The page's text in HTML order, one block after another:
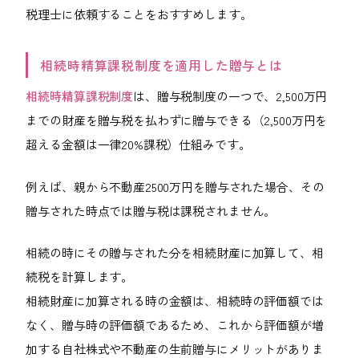
税理士に依頼することをおすすめします。
相続時精算課税制度を適用した贈与とは
相続時精算課税制度は、贈与税制度の一つで、2,500万円
までの財産を贈与税を払わずに贈与できる（2,500万円を
超える金額は一律20%課税）仕組みです。
例えば、親から不動産2500万円を贈与された場合、その
贈与された時点では贈与税は課税されません。
相続の時にその贈与された分を相続財産に加算して、相
続税を計算します。
相続財産に加算される時の金額は、相続時の評価額では
なく、贈与時の評価額であるため、これから評価額が増
加する自社株式や不動産の生前贈与にメリットがありま